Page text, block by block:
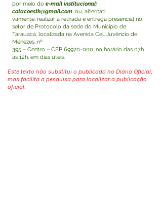
por meio do e-mail institucional:
cotacoestk@gmail.com, ou, alternati
vamente, realizar a retirada e entrega presencial no
setor de Protocolo da sede do Município de
Tarauacá, localizada na Avenida Cel. Juvêncio de
Menezes, nº
395 – Centro – CEP 69970-000, no horário das 07h
às 12h, em dias úteis.
Este texto não substitui o publicado no Diário Oficial,
mas facilita a pesquisa para localizar a publicação
oficial.